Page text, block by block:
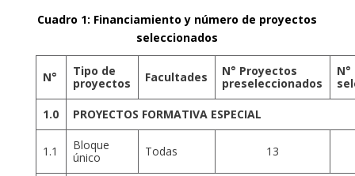
Cuadro 1: Financiamiento y número de proyectos
seleccionados
N°
Tipo de
proyectos
Facultades
N° Proyectos
preseleccionados
1.0 PROYECTOS FORMATIVA ESPECIAL
1.1
Bloque
único
Todas 13